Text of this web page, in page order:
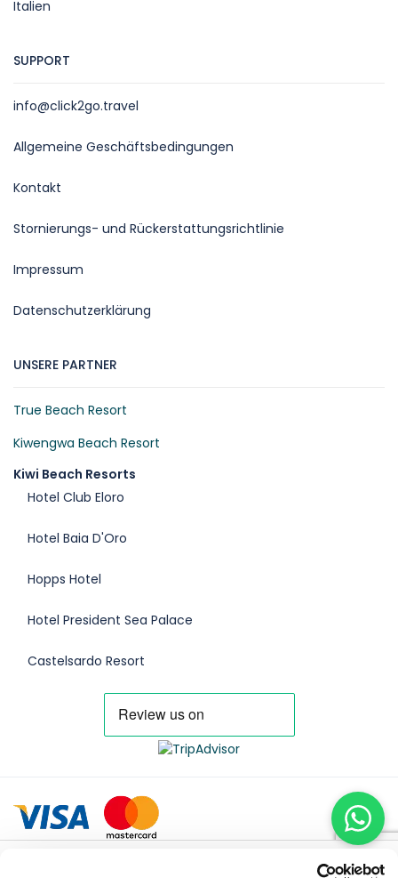
JETZT BUCHEN
Italien
SUPPORT
info@click2go.travel
Allgemeine Geschäftsbedingungen
Kontakt
Stornierungs- und Rückerstattungsrichtlinie
Impressum
Datenschutzerklärung
UNSERE PARTNER
True Beach Resort
Kiwengwa Beach Resort
Kiwi Beach Resorts
Hotel Club Eloro
Hotel Baia D'Oro
Hopps Hotel
Hotel President Sea Palace
Castelsardo Resort